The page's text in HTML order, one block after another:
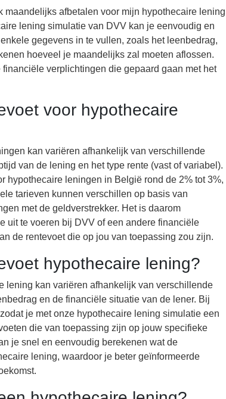
maandelijks afbetalen voor mijn hypothecaire lening
lening simulatie van DVV kan je eenvoudig en
gegevens in te vullen, zoals het leenbedrag,
hoeveel je maandelijks zal moeten aflossen.
verplichtingen die gepaard gaan met het
voor hypothecaire
kan variëren afhankelijk van verschillende
van de lening en het type rente (vast of variabel).
hypothecaire leningen in België rond de 2% tot 3%,
tarieven kunnen verschillen op basis van
met de geldverstrekker. Het is daarom
uit te voeren bij DVV of een andere financiële
de rentevoet die op jou van toepassing zou zijn.
hypothecaire lening?
lening kan variëren afhankelijk van verschillende
en de financiële situatie van de lener. Bij
je met onze hypothecaire lening simulatie een
die van toepassing zijn op jouw specifieke
je snel en eenvoudig berekenen wat de
lening, waardoor je beter geïnformeerde